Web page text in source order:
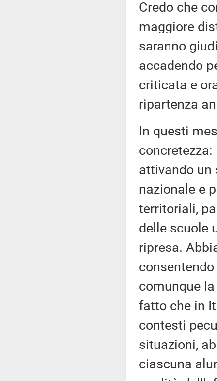
Credo che
maggiore
saranno
accadendo
criticata e
ripartenza
In questi
attivando un
nazionale e
territoriali,
delle scuole
ripresa.
comunque
fatto che in
contesti
situazioni,
ciascuna